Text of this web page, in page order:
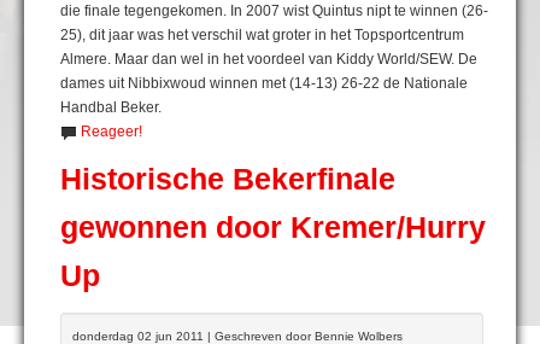
die finale tegengekomen. In 2007 wist Quintus nipt te winnen (26-
25), dit jaar was het verschil wat groter in het Topsportcentrum
Almere. Maar dan wel in het voordeel van Kiddy World/SEW. De
dames uit Nibbixwoud winnen met (14-13) 26-22 de Nationale
Handbal Beker.
Reageer!
Historische Bekerfinale
gewonnen door Kremer/Hurry
Up
donderdag 02 jun 2011 | Geschreven door Bennie Wolbers